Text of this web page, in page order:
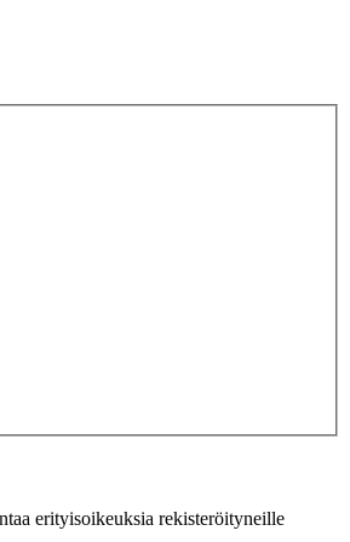
erityisoikeuksia rekisteröityneille